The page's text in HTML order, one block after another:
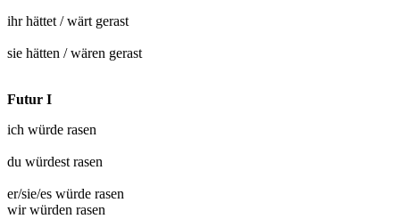
ihr hättet / wärt gerast
sie hätten / wären gerast
Futur I
ich würde rasen
du würdestrasen
er/sie/es würde rasen
wir würden rasen